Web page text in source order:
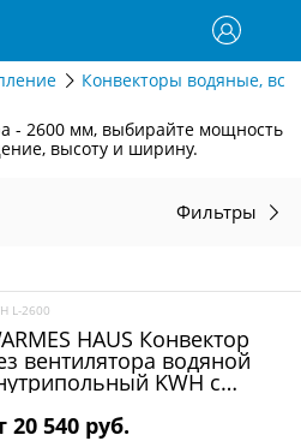
Конвекторы водяные,
- 2600 мм, выбирайте мощность
высоту и ширину.
Фильтры
L-2600
HAUS Конвектор
вентилятора водяной
KWH с
20 540 руб.